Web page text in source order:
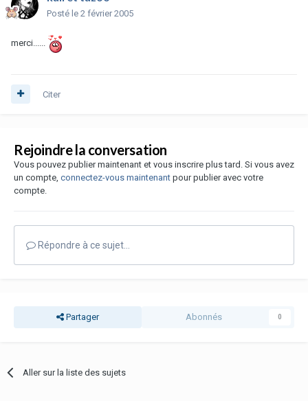
Posté le 2 février 2005
merci......
Citer
Rejoindre la conversation
Vous pouvez publier maintenant et vous inscrire plus tard. Si vous avez
un compte, connectez-vous maintenant pour publier avec votre
compte.
Répondre à ce sujet…
Partager Abonnés 0
Aller sur la liste des sujets